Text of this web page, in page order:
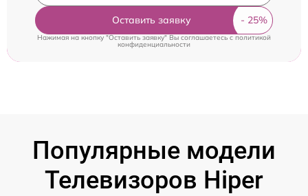
Оставить заявку
Нажимая на кнопку "Оставить заявку" Вы соглашаетесь c политикой
конфиденциальности
Популярные модели
Телевизоров Hiper